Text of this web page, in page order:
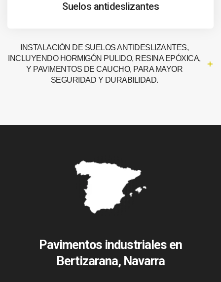
Suelos antideslizantes
INSTALACIÓN DE SUELOS ANTIDESLIZANTES,
INCLUYENDO HORMIGÓN PULIDO, RESINA EPÓXICA,
Y PAVIMENTOS DE CAUCHO, PARA MAYOR
SEGURIDAD Y DURABILIDAD.
Pavimentos industriales en
Bertizarana, Navarra